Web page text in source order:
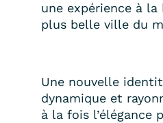
une expérience à
plus belle ville du
Une nouvelle
dynamique et
à la fois l’élégance